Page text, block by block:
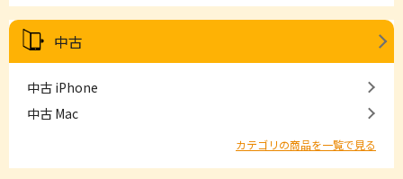
中古
中古 iPhone
中古 Mac
カテゴリの商品を一覧で見る